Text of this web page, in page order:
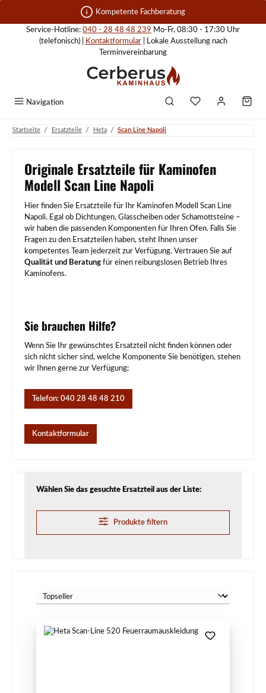
Zum Hauptinhalt springen Kompetente Fachberatung
Service-Hotline: 040 - 28 48 48 239 Mo-Fr, 08:30 - 17:30 Uhr
(telefonisch) |
Kontaktformular| Lokale Ausstellung nach
Terminvereinbarung
Navigation
Startseite / Ersatzteile / Heta / Scan Line Napoli
Originale Ersatzteile für Kaminofen
Modell Scan Line Napoli
Hier finden Sie Ersatzteile für Ihr Kaminofen Modell Scan Line
Napoli. Egal ob Dichtungen, Glasscheiben oder Schamottsteine –
wir haben die passenden Komponenten für Ihren Ofen. Falls Sie
Fragen zu den Ersatzteilen haben, steht Ihnen unser
kompetentes Team jederzeit zur Verfügung. Vertrauen Sie auf
Qualität und Beratung für einen reibungslosen Betrieb Ihres
Kaminofens.
Sie brauchen Hilfe?
Wenn Sie Ihr gewünschtes Ersatzteil nicht finden können oder
sich nicht sicher sind, welche Komponente Sie benötigen, stehen
wir Ihnen gerne zur Verfügung:
Telefon: 040 28 48 48 210
Kontaktformular
Wählen Sie das gesuchte Ersatzteil aus der Liste:
Produkte filtern